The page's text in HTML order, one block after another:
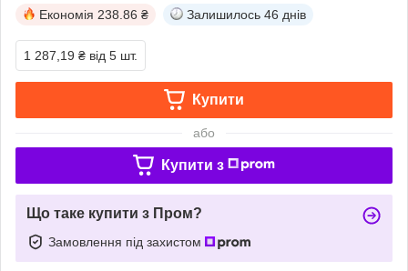
Економія 238.86 ₴ Залишилось 46 днів
1 287,19 ₴ від 5 шт.
Купити
або
Купити з
Що таке купити з Пром?
Замовлення під захистом